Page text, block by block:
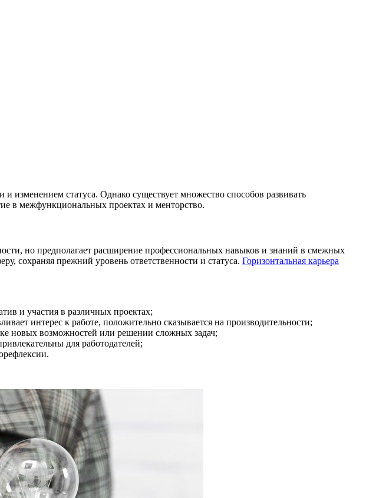
изменением статуса. Однако существует множество способов развивать
в межфункциональных проектах и менторство.
но предполагает расширение профессиональных навыков и знаний в смежных
сохраняя прежний уровень ответственности и статуса. Горизонтальная карьера
и участия в различных проектах;
интерес к работе, положительно сказывается на производительности;
новых возможностей или решении сложных задач;
для работодателей;